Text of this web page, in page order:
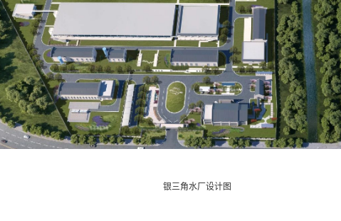
银三角水厂设计图